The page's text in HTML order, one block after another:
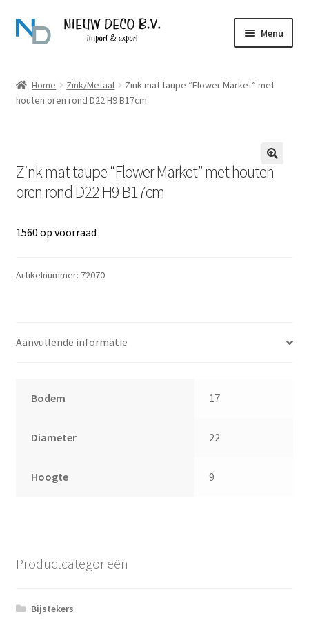
Ga
door
navigatie
Ga
naar
inhoud
Menu
Producten
Home Zink/Metaal
Zink mat taupe “Flower Market” met
houten oren rond D22 H9 B17cm
Zink mat taupe “Flower Market” met houten
oren rond D22 H9 B17cm
1560 op voorraad
Artikelnummer: 72070
Aanvullende informatie
Bodem 17
Diameter 22
Hoogte 9
Productcategorieën
Bijstekers